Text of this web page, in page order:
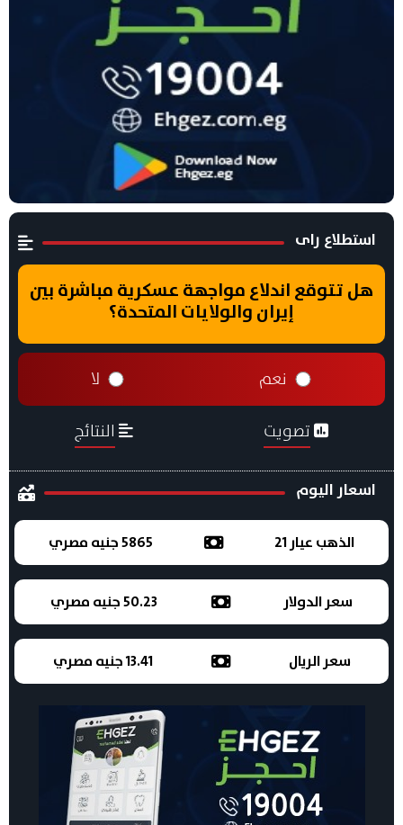
استطلاع راى
هل تتوقع اندلاع مواجهة عسكرية مباشرة بين
إيران والولايات المتحدة؟
نعم لا
تصويت النتائج
اسعار اليوم
الذهب عيار 21 5865 جنيه مصري
سعر الدولار 50.23 جنيه مصري
سعر الريال 13.41 جنيه مصري